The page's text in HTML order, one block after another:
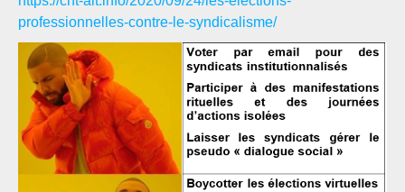
professionnelles-contre-le-syndicalisme/